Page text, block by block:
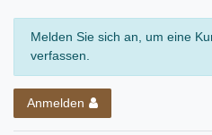
Melden Sie sich an, um eine
verfassen.
Anmelden